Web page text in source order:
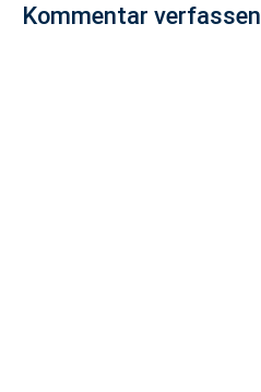
Kommentar verfassen